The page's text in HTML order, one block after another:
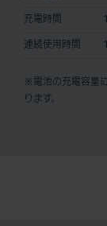
充電時間
連続使用時間
※電池の充電容量
ります。